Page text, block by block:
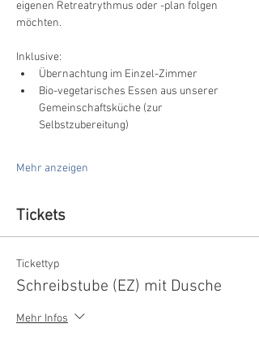
eigenen Retreatrythmus oder -plan folgen
möchten.
Inklusive:
Übernachtung im Einzel-Zimmer
Bio-vegetarisches Essen aus unserer
Gemeinschaftsküche (zur
Selbstzubereitung)
Mehr anzeigen
Tickets
Tickettyp
Schreibstube (EZ) mit Dusche
Mehr Infos